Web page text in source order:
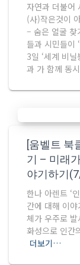
자연과 더불어
(사)작은것이
– 숨은 얼굴
들과 시민들이
3일 ‘세계 비
과 가 함께 동
[움벨트 북
기 – 미래
야기하기
한나 아렌트 ‘
간에 대해 이
체가 우주로
화성으로 인간
더보기…